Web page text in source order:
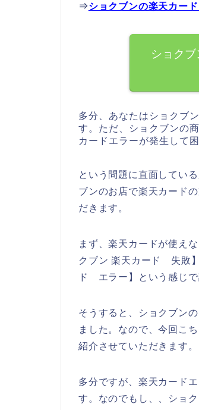
⇒ショクブンの楽天カー
ショク
多分、あなたはショクブ
す。ただ、ショクブンの
カードエラーが発生して
という問題に直面してい
ブンのお店で楽天カード
だきます。
まず、楽天カードが使え
クブン 楽天カード 失敗
ド エラー】という感じで
そうすると、ショクブン
ました。なので、今回こ
紹介させていただきます。
多分ですが、楽天カード
す。なのでもし、、ショ